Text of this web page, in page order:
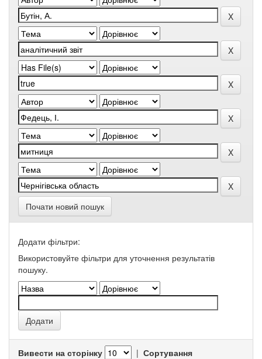
Почати новий пошук
Додати фільтри:
Використовуйте фільтри для уточнення результатів
пошуку.
Вивести на сторінку | Сортування